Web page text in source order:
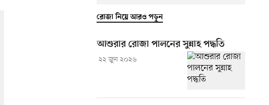
রোজা নিয়ে আরও পড়ুন
আশুরার রোজা পালনের সুন্নাহ পদ্ধতি
২২ জুন ২০২৬